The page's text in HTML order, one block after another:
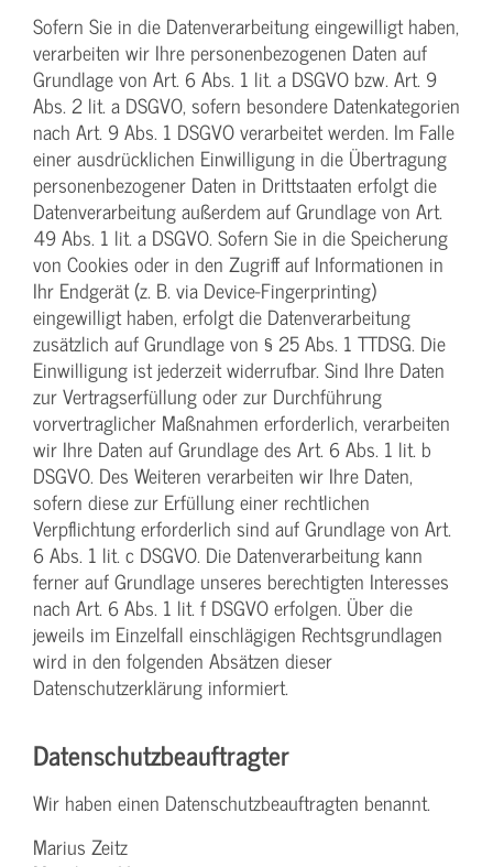
Sofern Sie in die Datenverarbeitung eingewilligt haben,
verarbeiten wir Ihre personenbezogenen Daten auf
Grundlage von Art. 6 Abs. 1 lit. a DSGVO bzw. Art. 9
Abs. 2 lit. a DSGVO, sofern besondere Datenkategorien
nach Art. 9 Abs. 1 DSGVO verarbeitet werden. Im Falle
einer ausdrücklichen Einwilligung in die Übertragung
personenbezogener Daten in Drittstaaten erfolgt die
Datenverarbeitung außerdem auf Grundlage von Art.
49 Abs. 1 lit. a DSGVO. Sofern Sie in die Speicherung
von Cookies oder in den Zugriff auf Informationen in
Ihr Endgerät (z. B. via Device-Fingerprinting)
eingewilligt haben, erfolgt die Datenverarbeitung
zusätzlich auf Grundlage von § 25 Abs. 1 TTDSG. Die
Einwilligung ist jederzeit widerrufbar. Sind Ihre Daten
zur Vertragserfüllung oder zur Durchführung
vorvertraglicher Maßnahmen erforderlich, verarbeiten
wir Ihre Daten auf Grundlage des Art. 6 Abs. 1 lit. b
DSGVO. Des Weiteren verarbeiten wir Ihre Daten,
sofern diese zur Erfüllung einer rechtlichen
Verpflichtung erforderlich sind auf Grundlage von Art.
6 Abs. 1 lit. c DSGVO. Die Datenverarbeitung kann
ferner auf Grundlage unseres berechtigten Interesses
nach Art. 6 Abs. 1 lit. f DSGVO erfolgen. Über die
jeweils im Einzelfall einschlägigen Rechtsgrundlagen
wird in den folgenden Absätzen dieser
Datenschutzerklärung informiert.
Datenschutz­beauftragter
Wir haben einen Datenschutzbeauftragten benannt.
Marius Zeitz